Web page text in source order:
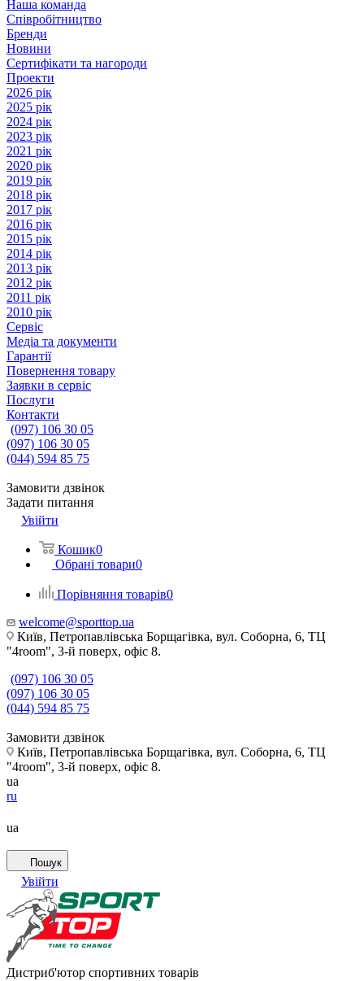
Наша команда
Співробітництво
Бренди
Новини
Сертифікати та нагороди
Проекти
2026 рік
2025 рік
2024 рік
2023 рік
2021 рік
2020 рік
2019 рік
2018 рік
2017 рік
2016 рік
2015 рік
2014 рік
2013 рік
2012 рік
2011 рік
2010 рік
Сервіс
Медіа та документи
Гарантії
Повернення товару
Заявки в сервіс
Послуги
Контакти
(097) 106 30 05
(097) 106 30 05
(044) 594 85 75
Замовити дзвінок
Задати питання
Увійти
Кошик0
Обрані товари0
Порівняння товарів0
welcome@sporttop.ua
Київ, Петропавлівська Борщагівка, вул. Соборна, 6, ТЦ
"4room", 3-й поверх, офіс 8.
(097) 106 30 05
(097) 106 30 05
(044) 594 85 75
Замовити дзвінок
Київ, Петропавлівська Борщагівка, вул. Соборна, 6, ТЦ
"4room", 3-й поверх, офіс 8.
ua
ru
ua
Пошук
Увійти
Дистриб'ютор спортивних товарів